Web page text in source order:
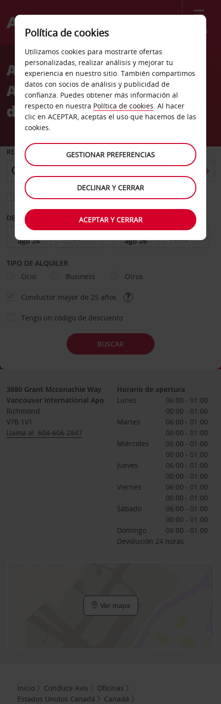
Menú
Welcome
AvisAlquiler de coches
Aeropuerto Internacional
de Vancouver
RECOGER EN
Elegir otra oficina de devolución
DESDE HASTA
TIPO DE ALQUILER
Ocio
Business Otros
Conductor mayor de 25 años
Tengo un código de descuento
BUSCAR
3880 Grant Mcconachie Way
Vancouver International Apo
Richmond
V7B 1V1
Llama al: 604-606-2847
Horario de apertura
Lunes
06:00 - 01:00
00:00 - 01:00
Martes
06:00 - 01:00
00:00 - 01:00
Miércoles
06:00 - 01:00
00:00 - 01:00
Jueves
06:00 - 01:00
00:00 - 01:00
Viernes
06:00 - 01:00
00:00 - 01:00
Sábado
06:00 - 01:00
00:00 - 01:00
Domingo
06:00 - 01:00
Devolución 24 horas
Ver mapa
Inicio Conduce Avis
Oficinas
Estados Unidos Canadá
Canadá
Política de cookies
Utilizamos cookies para mostrarte ofertas
personalizadas, realizar análisis y mejorar tu
experiencia en nuestro sitio. También compartimos
datos con socios de análisis y publicidad de
confianza. Puedes obtener más información al
respecto en nuestra Política de cookies. Al hacer
clic en ACEPTAR, aceptas el uso que hacemos de las
cookies.
GESTIONAR PREFERENCIAS
DECLINAR Y CERRAR
ACEPTAR Y CERRAR